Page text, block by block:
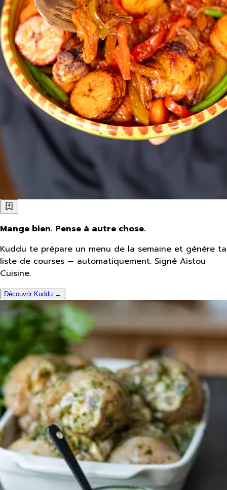
Mange bien. Pense à autre chose.
Kuddu te prépare un menu de la semaine et génère ta
liste de courses — automatiquement. Signé Aistou
Cuisine.
Découvrir Kuddu →